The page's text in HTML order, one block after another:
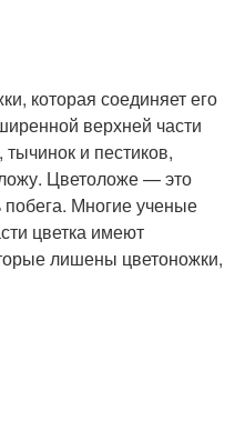
которая соединяет его
верхней части
и пестиков,
Цветоложе — это
Многие уче­ные
цветка имеют
лишены цветоножки,